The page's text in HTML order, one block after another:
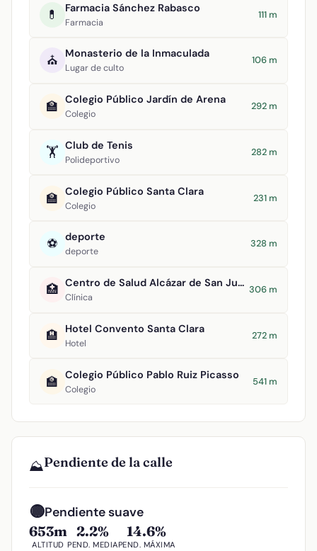
💊 Farmacia Sánchez Rabasco
Farmacia
111 m
⛪ Monasterio de la Inmaculada
Lugar de culto
106 m
🏫 Colegio Público Jardín de Arena
Colegio
292 m
🏋️ Club de Tenis
Polideportivo
282 m
🏫 Colegio Público Santa Clara
Colegio
231 m
⚽ deporte
deporte
328 m
🏥 Centro de Salud Alcázar de San Juan II
Clínica
306 m
🏨 Hotel Convento Santa Clara
Hotel
272 m
🏫 Colegio Público Pablo Ruiz Picasso
Colegio
541 m
⛰️Pendiente de la calle
🟡Pendiente suave
653m
ALTITUD
2.2%
PEND. MEDIA
14.6%
PEND. MÁXIMA